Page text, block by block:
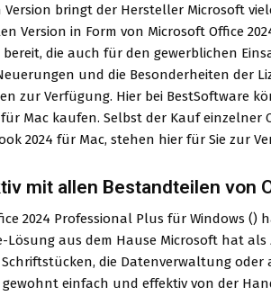
bringt der Hersteller Microsoft
Version in Form von Microsoft Office
die auch für den gewerblichen
und die Besonderheiten der
zur Verfügung. Hier bei BestSoftware
Mac kaufen. Selbst der Kauf einzelner
2024 für Mac, stehen hier für Sie zur
mit allen Bestandteilen von
2024 Professional Plus für Windows ()
Lösung aus dem Hause Microsoft hat
die Datenverwaltung oder
einfach und effektiv von der